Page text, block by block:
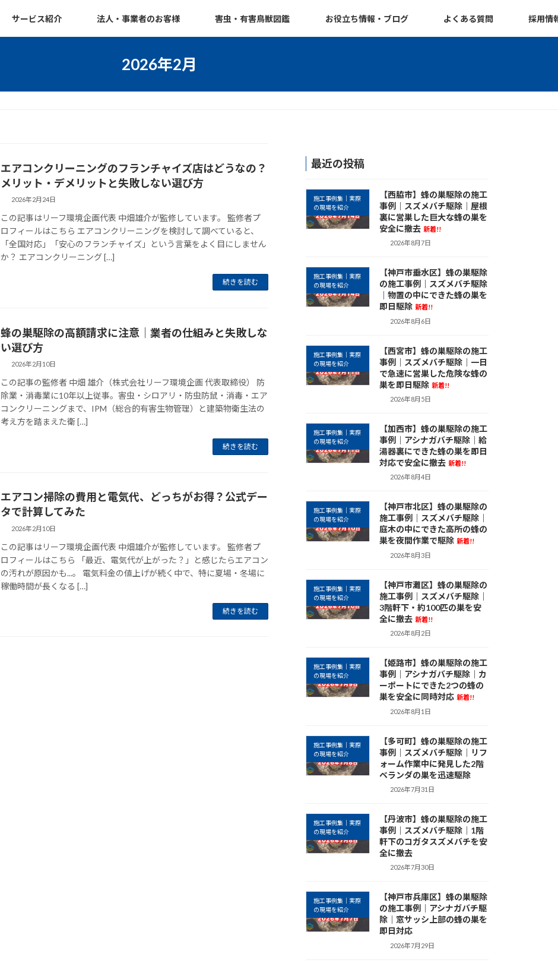
サービス紹介 法人・事業者のお客様 害虫・有害鳥獣図鑑 お役立ち情報・ブログ よくある質問 採用情
2026年2月
エアコンクリーニングのフランチャイズ店はどうなの？
メリット・デメリットと失敗しない選び方
2026年2月24日
この記事はリーフ環境企画代表 中畑雄介が監修しています。 監修者プ
ロフィールはこちら エアコンクリーニングを検討して調べていると、
「全国対応」「安心のフランチャイズ」という言葉をよく目にしません
か？ エアコンクリーニング […]
続きを読む
蜂の巣駆除の高額請求に注意｜業者の仕組みと失敗しな
い選び方
2026年2月10日
この記事の監修者 中畑 雄介（株式会社リーフ環境企画 代表取締役） 防
除業・消毒業に10年以上従事。害虫・シロアリ・防虫防鼠・消毒・エア
コンクリーニングまで、IPM（総合的有害生物管理）と建築物衛生法の
考え方を踏まえた衛 […]
続きを読む
エアコン掃除の費用と電気代、どっちがお得？公式デー
タで計算してみた
2026年2月10日
この記事はリーフ環境企画代表 中畑雄介が監修しています。 監修者プ
ロフィールはこちら 「最近、電気代が上がった？」と感じたらエアコン
の汚れが原因かも...。 電気料金の値上げが続く中で、特に夏場・冬場に
稼働時間が長くなる […]
続きを読む
最近の投稿
施工事例集｜実際
の現場を紹介
【西脇市】蜂の巣駆除の施工
事例｜スズメバチ駆除｜屋根
裏に営巣した巨大な蜂の巣を
安全に撤去 新着!!
2026年8月7日
施工事例集｜実際
の現場を紹介
【神戸市垂水区】蜂の巣駆除
の施工事例｜スズメバチ駆除
｜物置の中にできた蜂の巣を
即日駆除 新着!!
2026年8月6日
施工事例集｜実際
の現場を紹介
【西宮市】蜂の巣駆除の施工
事例｜スズメバチ駆除｜一日
で急速に営巣した危険な蜂の
巣を即日駆除 新着!!
2026年8月5日
施工事例集｜実際
の現場を紹介
【加西市】蜂の巣駆除の施工
事例｜アシナガバチ駆除｜給
湯器裏にできた蜂の巣を即日
対応で安全に撤去 新着!!
2026年8月4日
施工事例集｜実際
の現場を紹介
【神戸市北区】蜂の巣駆除の
施工事例｜スズメバチ駆除｜
庭木の中にできた高所の蜂の
巣を夜間作業で駆除 新着!!
2026年8月3日
施工事例集｜実際
の現場を紹介
【神戸市灘区】蜂の巣駆除の
施工事例｜スズメバチ駆除｜
3階軒下・約100匹の巣を安
全に撤去 新着!!
2026年8月2日
施工事例集｜実際
の現場を紹介
【姫路市】蜂の巣駆除の施工
事例｜アシナガバチ駆除｜カ
ーポートにできた2つの蜂の
巣を安全に同時対応 新着!!
2026年8月1日
施工事例集｜実際
の現場を紹介
【多可町】蜂の巣駆除の施工
事例｜スズメバチ駆除｜リフ
ォーム作業中に発見した2階
ベランダの巣を迅速駆除
2026年7月31日
施工事例集｜実際
の現場を紹介
【丹波市】蜂の巣駆除の施工
事例｜スズメバチ駆除｜1階
軒下のコガタスズメバチを安
全に撤去
2026年7月30日
施工事例集｜実際
の現場を紹介
【神戸市兵庫区】蜂の巣駆除
の施工事例｜アシナガバチ駆
除｜窓サッシ上部の蜂の巣を
即日対応
2026年7月29日